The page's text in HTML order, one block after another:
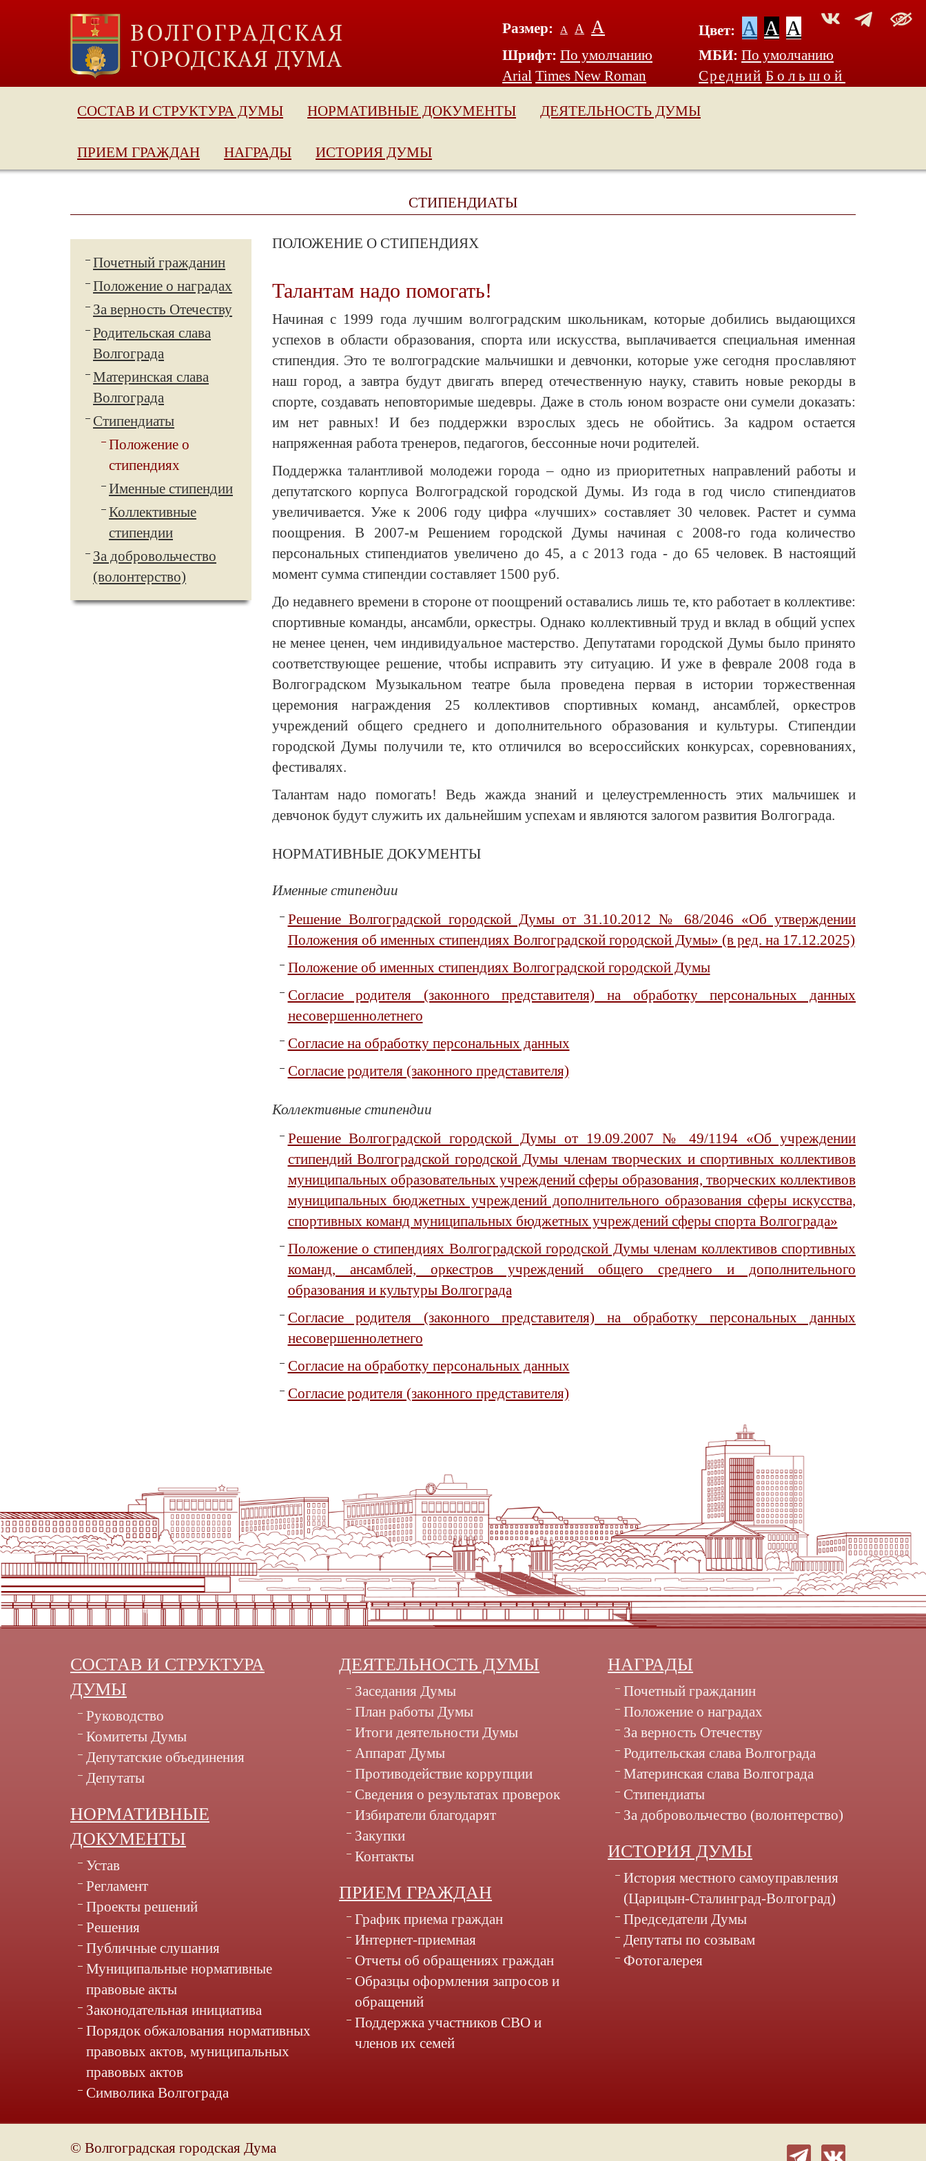
Размер: А А А Цвет: A A A
Шрифт: По умолчанию
Arial Times New Roman
МБИ: По умолчанию
Средний Большой
СОСТАВ И СТРУКТУРА ДУМЫ НОРМАТИВНЫЕ ДОКУМЕНТЫ ДЕЯТЕЛЬНОСТЬ ДУМЫ
ПРИЕМ ГРАЖДАН НАГРАДЫ ИСТОРИЯ ДУМЫ
СТИПЕНДИАТЫ
Почетный гражданин
Положение о наградах
За верность Отечеству
Родительская слава
Волгограда
Материнская слава
Волгограда
Стипендиаты
Положение о
стипендиях
Именные стипендии
Коллективные
стипендии
За добровольчество
(волонтерство)
ПОЛОЖЕНИЕ О СТИПЕНДИЯХ
Талантам надо помогать!
Начиная с 1999 года лучшим волгоградским школьникам, которые добились выдающихся
успехов в области образования, спорта или искусства, выплачивается специальная именная
стипендия. Это те волгоградские мальчишки и девчонки, которые уже сегодня прославляют
наш город, а завтра будут двигать вперед отечественную науку, ставить новые рекорды в
спорте, создавать неповторимые шедевры. Даже в столь юном возрасте они сумели доказать:
им нет равных! И без поддержки взрослых здесь не обойтись. За кадром остается
напряженная работа тренеров, педагогов, бессонные ночи родителей.
Поддержка талантливой молодежи города – одно из приоритетных направлений работы и
депутатского корпуса Волгоградской городской Думы. Из года в год число стипендиатов
увеличивается. Уже к 2006 году цифра «лучших» составляет 30 человек. Растет и сумма
поощрения. В 2007-м Решением городской Думы начиная с 2008-го года количество
персональных стипендиатов увеличено до 45, а с 2013 года - до 65 человек. В настоящий
момент сумма стипендии составляет 1500 руб.
До недавнего времени в стороне от поощрений оставались лишь те, кто работает в коллективе:
спортивные команды, ансамбли, оркестры. Однако коллективный труд и вклад в общий успех
не менее ценен, чем индивидуальное мастерство. Депутатами городской Думы было принято
соответствующее решение, чтобы исправить эту ситуацию. И уже в феврале 2008 года в
Волгоградском Музыкальном театре была проведена первая в истории торжественная
церемония награждения 25 коллективов спортивных команд, ансамблей, оркестров
учреждений общего среднего и дополнительного образования и культуры. Стипендии
городской Думы получили те, кто отличился во всероссийских конкурсах, соревнованиях,
фестивалях.
Талантам надо помогать! Ведь жажда знаний и целеустремленность этих мальчишек и
девчонок будут служить их дальнейшим успехам и являются залогом развития Волгограда.
НОРМАТИВНЫЕ ДОКУМЕНТЫ
Именные стипендии
Решение Волгоградской городской Думы от 31.10.2012 № 68/2046 «Об утверждении
Положения об именных стипендиях Волгоградской городской Думы» (в ред. на 17.12.2025)
Положение об именных стипендиях Волгоградской городской Думы
Согласие родителя (законного представителя) на обработку персональных данных
несовершеннолетнего
Согласие на обработку персональных данных
Согласие родителя (законного представителя)
Коллективные стипендии
Решение Волгоградской городской Думы от 19.09.2007 № 49/1194 «Об учреждении
стипендий Волгоградской городской Думы членам творческих и спортивных коллективов
муниципальных образовательных учреждений сферы образования, творческих коллективов
муниципальных бюджетных учреждений дополнительного образования сферы искусства,
спортивных команд муниципальных бюджетных учреждений сферы спорта Волгограда»
Положение о стипендиях Волгоградской городской Думы членам коллективов спортивных
команд, ансамблей, оркестров учреждений общего среднего и дополнительного
образования и культуры Волгограда
Согласие родителя (законного представителя) на обработку персональных данных
несовершеннолетнего
Согласие на обработку персональных данных
Согласие родителя (законного представителя)
СОСТАВ И СТРУКТУРА
ДУМЫ
Руководство
Комитеты Думы
Депутатские объединения
Депутаты
НОРМАТИВНЫЕ
ДОКУМЕНТЫ
Устав
Регламент
Проекты решений
Решения
Публичные слушания
Муниципальные нормативные
правовые акты
Законодательная инициатива
Порядок обжалования нормативных
правовых актов, муниципальных
правовых актов
Символика Волгограда
ДЕЯТЕЛЬНОСТЬ ДУМЫ
Заседания Думы
План работы Думы
Итоги деятельности Думы
Аппарат Думы
Противодействие коррупции
Сведения о результатах проверок
Избиратели благодарят
Закупки
Контакты
ПРИЕМ ГРАЖДАН
График приема граждан
Интернет-приемная
Отчеты об обращениях граждан
Образцы оформления запросов и
обращений
Поддержка участников СВО и
членов их семей
НАГРАДЫ
Почетный гражданин
Положение о наградах
За верность Отечеству
Родительская слава Волгограда
Материнская слава Волгограда
Стипендиаты
За добровольчество (волонтерство)
ИСТОРИЯ ДУМЫ
История местного самоуправления
(Царицын-Сталинград-Волгоград)
Председатели Думы
Депутаты по созывам
Фотогалерея
© Волгоградская городская Дума